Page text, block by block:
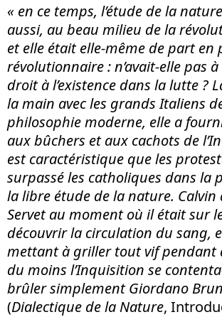
« en ce temps, l’étude de la
aussi, au beau milieu de la
et elle était elle-même de part en
révolutionnaire : n’avait-elle pas à
droit à l’existence dans la lutte ?
la main avec les grands Italiens
philosophie moderne, elle a
aux bûchers et aux cachots de
est caractéristique que les
surpassé les catholiques dans la
la libre étude de la nature.
Servet au moment où il était sur
découvrir la circulation du sang,
mettant à griller tout vif pendant
du moins l’Inquisition se
brûlersimplement Giordano
(Dialectique de la Nature,